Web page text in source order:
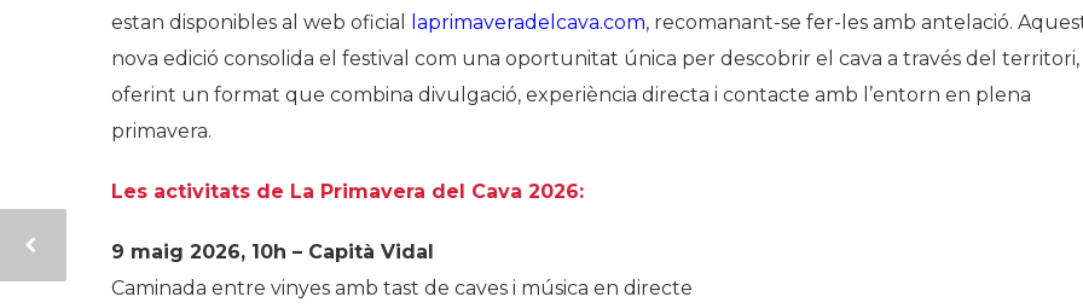
estan disponibles al web oficial
laprimaveradelcava.com, recomanant-se fer-les amb antelació.
nova edició consolida el festival com una oportunitat única per descobrir el cava a través del territori,
oferint un format que combina divulgació, experiència directa i contacte amb l’entorn en plena
primavera.
Les activitats de La Primavera del Cava 2026:
9 maig 2026, 10h – Capità Vidal
Caminada entre vinyes amb tast de caves i música en directe